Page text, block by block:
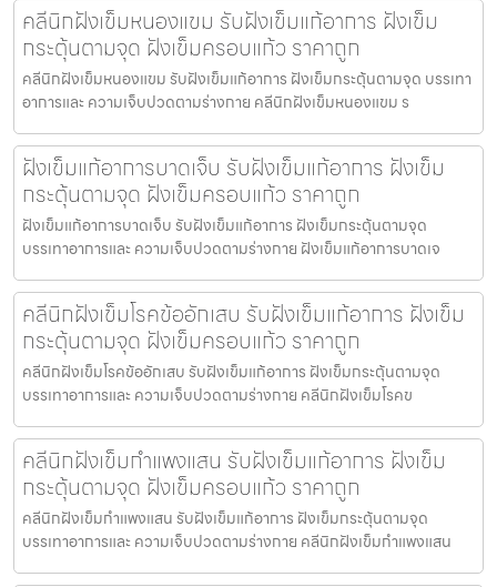
คลีนิกฝังเข็มหนองแขม รับฝังเข็มแก้อาการ ฝังเข็ม
กระตุ้นตามจุด ฝังเข็มครอบแก้ว ราคาถูก
คลีนิกฝังเข็มหนองแขม รับฝังเข็มแก้อาการ ฝังเข็มกระตุ้นตามจุด บรรเทา
อาการและ ความเจ็บปวดตามร่างกาย คลีนิกฝังเข็มหนองแขม ร
ฝังเข็มแก้อาการบาดเจ็บ รับฝังเข็มแก้อาการ ฝังเข็ม
กระตุ้นตามจุด ฝังเข็มครอบแก้ว ราคาถูก
ฝังเข็มแก้อาการบาดเจ็บ รับฝังเข็มแก้อาการ ฝังเข็มกระตุ้นตามจุด
บรรเทาอาการและ ความเจ็บปวดตามร่างกาย ฝังเข็มแก้อาการบาดเจ
คลีนิกฝังเข็มโรคข้ออักเสบ รับฝังเข็มแก้อาการ ฝังเข็ม
กระตุ้นตามจุด ฝังเข็มครอบแก้ว ราคาถูก
คลีนิกฝังเข็มโรคข้ออักเสบ รับฝังเข็มแก้อาการ ฝังเข็มกระตุ้นตามจุด
บรรเทาอาการและ ความเจ็บปวดตามร่างกาย คลีนิกฝังเข็มโรคข
คลีนิกฝังเข็มกำแพงแสน รับฝังเข็มแก้อาการ ฝังเข็ม
กระตุ้นตามจุด ฝังเข็มครอบแก้ว ราคาถูก
คลีนิกฝังเข็มกำแพงแสน รับฝังเข็มแก้อาการ ฝังเข็มกระตุ้นตามจุด
บรรเทาอาการและ ความเจ็บปวดตามร่างกาย คลีนิกฝังเข็มกำแพงแสน